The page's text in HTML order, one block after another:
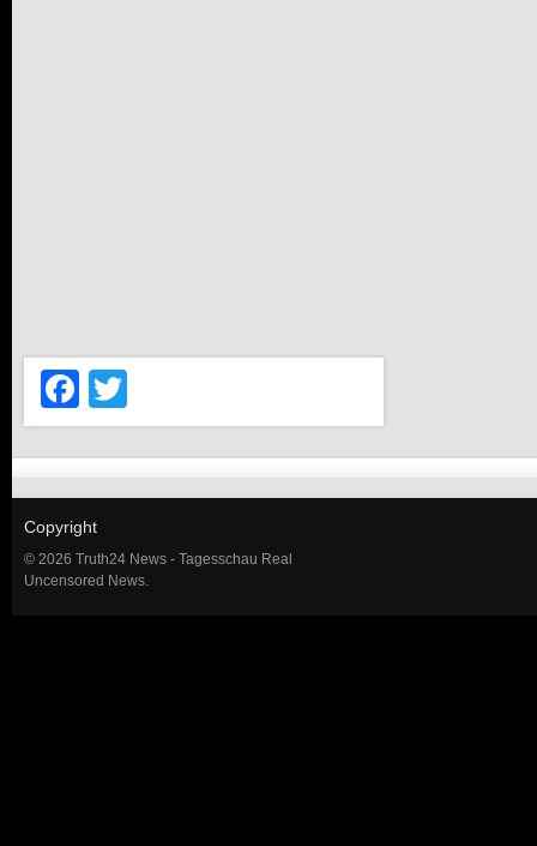
Facebook
Copyright
© 2026 Truth24 News - Tagesschau Real
Uncensored News.